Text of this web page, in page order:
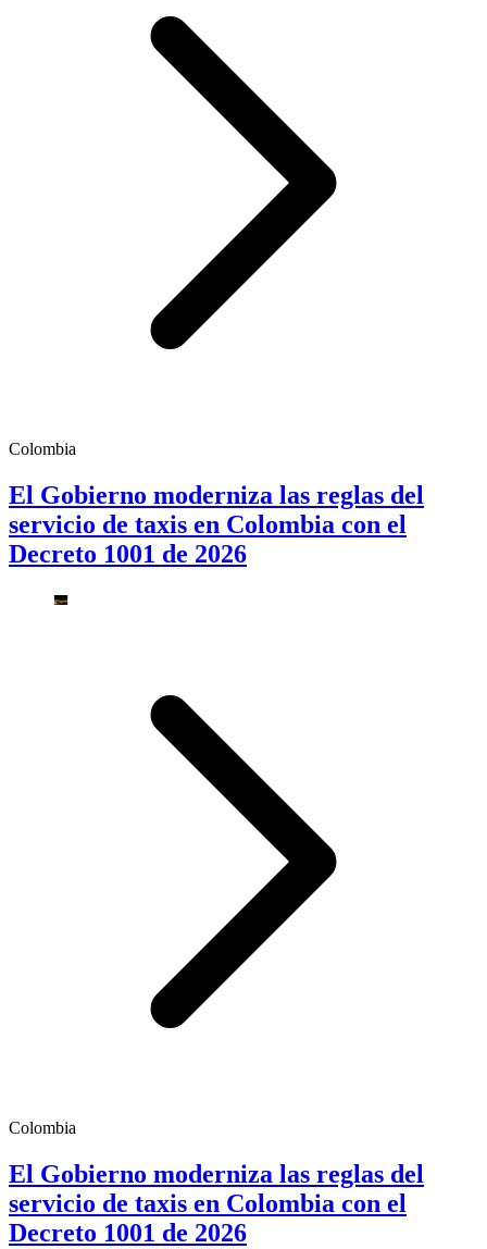
Colombia
El Gobierno moderniza las reglas del
servicio de taxis en Colombia con el
Decreto 1001 de 2026
Colombia
El Gobierno moderniza las reglas del
servicio de taxis en Colombia con el
Decreto 1001 de 2026